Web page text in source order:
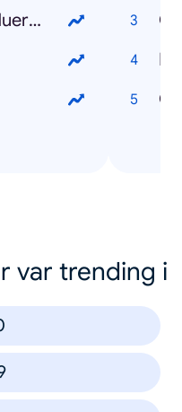
Amy Winehouse Muerta
var trending i